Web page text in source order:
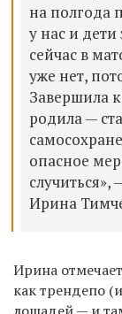
на полгода
у нас и
сейчас в
уже нет,
Завершила
родила —
опасное
случиться»,
Ирина
Ирина
как трендепо